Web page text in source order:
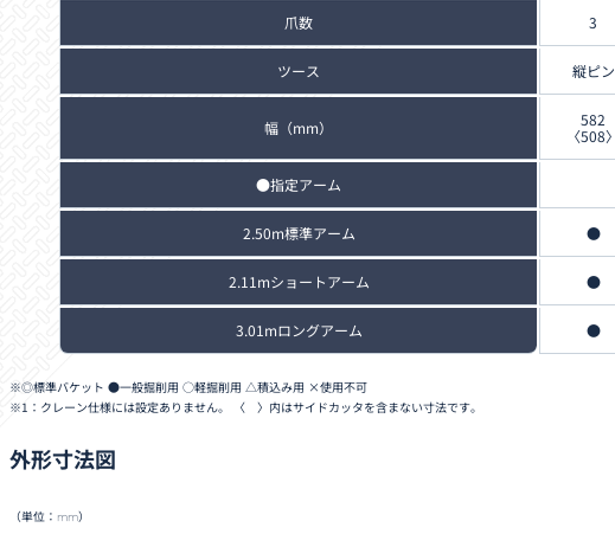
爪数 3
ツース 縦ピン
幅（mm）
582
〈508〉
●指定アーム
2.50m標準アーム ●
2.11mショートアーム ●
3.01mロングアーム ●
◎標準バケット ●一般掘削用 ○軽掘削用 △積込み用 ×使用不可
1：クレーン仕様には設定ありません。 〈 〉内はサイドカッタを含まない寸法です。
外形寸法図
（単位：mm）